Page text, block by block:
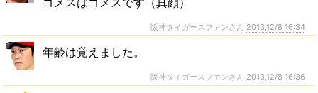
阪神タイガースファンさん 2013,12/8 16:34
年齢は覚えました。
阪神タイガースファンさん 2013,12/8 16:36